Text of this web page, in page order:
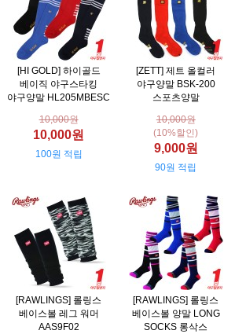
[HI GOLD] 하이골드
베이직 야구스타킹
야구양말 HL205MBESC
10,000원
10,000원
100원 적립
[ZETT] 제트 올컬러
야구양말 BSK-200
스포츠양말
10,000원
(10%할인)
9,000원
90원 적립
[RAWLINGS] 롤링스
베이스볼 레그 워머
AAS9F02
[RAWLINGS] 롤링스
베이스볼 양말 LONG
SOCKS 롱삭스